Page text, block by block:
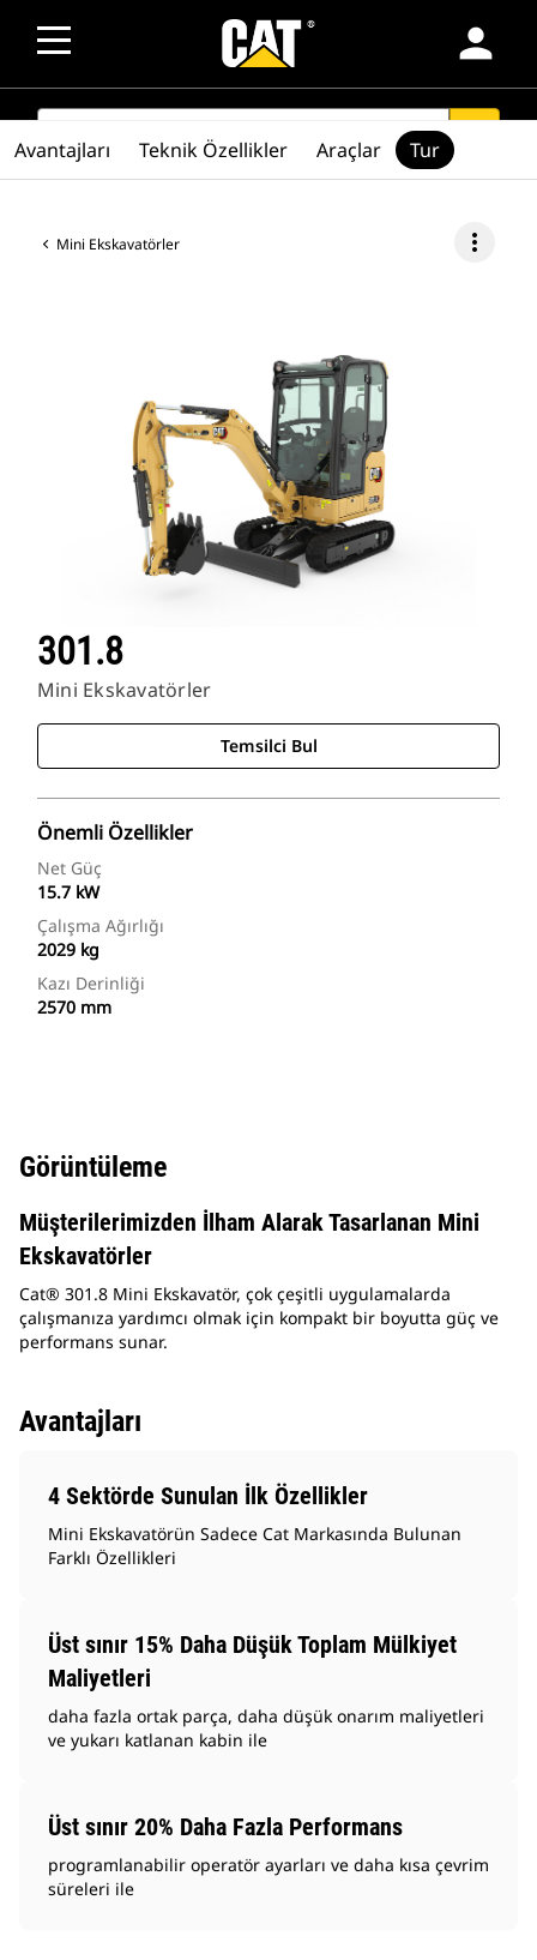
person
SEARCH
Mini Ekskavatörler more_vert
301.8
Mini Ekskavatörler
Temsilci Bul
Önemli Özellikler
Net Güç
15.7 kW
Çalışma Ağırlığı
2029 kg
Kazı Derinliği
2570 mm
Avantajları Teknik Özellikler Araçlar Tur
Görüntüleme
Müşterilerimizden İlham Alarak Tasarlanan Mini
Ekskavatörler
Cat® 301.8 Mini Ekskavatör, çok çeşitli uygulamalarda
çalışmanıza yardımcı olmak için kompakt bir boyutta güç ve
performans sunar.
Avantajları
4 Sektörde Sunulan İlk Özellikler
Mini Ekskavatörün Sadece Cat Markasında Bulunan
Farklı Özellikleri
Üst sınır 15% Daha Düşük Toplam Mülkiyet
Maliyetleri
daha fazla ortak parça, daha düşük onarım maliyetleri
ve yukarı katlanan kabin ile
Üst sınır 20% Daha Fazla Performans
programlanabilir operatör ayarları ve daha kısa çevrim
süreleri ile